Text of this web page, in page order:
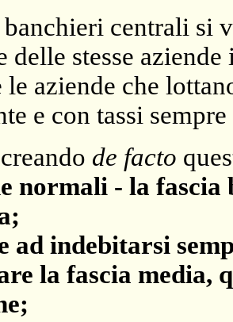
centrali si
delle stesse
le aziende che
e con tassi
de facto
normali - la fascia
ad indebitarsi
la fascia media,